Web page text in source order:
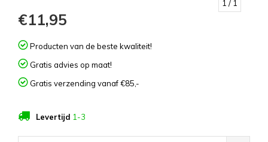
1 / 1
€11,95
Producten van de beste kwaliteit!
Gratis advies op maat!
Gratis verzending vanaf €85,-
Levertijd 1-3